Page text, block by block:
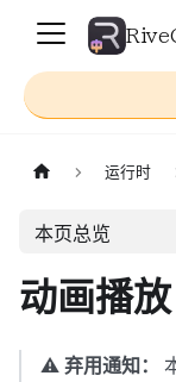
运行时
本页总览
动画播放
⚠️弃用通知：